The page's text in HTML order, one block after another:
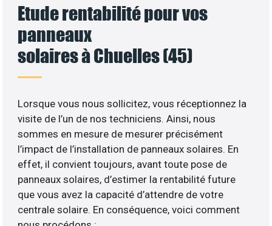
Etude rentabilité pour vos
panneaux
solaires à Chuelles (45)
Lorsque vous nous sollicitez, vous réceptionnez la
visite de l’un de nos techniciens. Ainsi, nous
sommes en mesure de mesurer précisément
l’impact de l’installation de panneaux solaires. En
effet, il convient toujours, avant toute pose de
panneaux solaires, d’estimer la rentabilité future
que vous avez la capacité d’attendre de votre
centrale solaire. En conséquence, voici comment